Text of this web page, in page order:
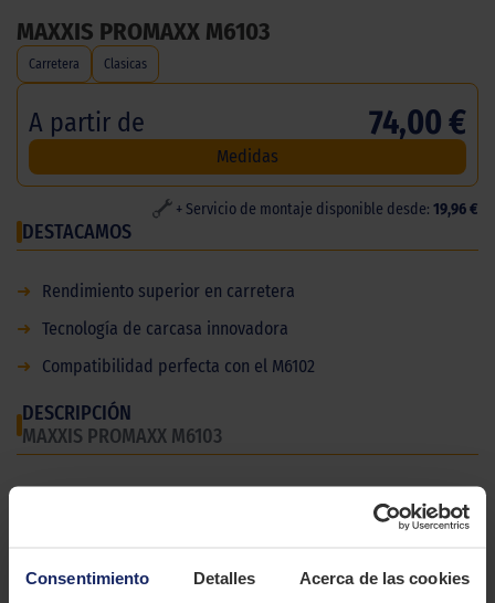
Consentimiento Detalles Acerca de las cookies
MAXXIS PROMAXX M6103
Carretera Clasicas
A partir de 74,00 €
Medidas
+ Servicio de montaje disponible desde: 19,96 €
DESTACAMOS
➜
Rendimiento superior en carretera
➜ Tecnología de carcasa innovadora
➜
Compatibilidad perfecta con el M6102
DESCRIPCIÓN
MAXXIS PROMAXX M6103
amantes de moto que buscan un rendimiento excepcional en la
para motos urban, ofrecen un rendimiento sin igual gracias a